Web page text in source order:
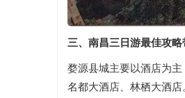
三、南昌三日游最佳攻
婺源县城主要以酒店为
名都大酒店、林栖大酒